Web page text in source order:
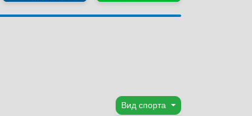
Вид спорта